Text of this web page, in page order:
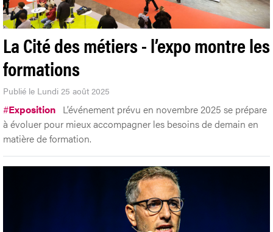
La Cité des métiers - l’expo montre les
formations
Publié le Lundi 25 août 2025
#Exposition L’événement prévu en novembre 2025 se prépare
à évoluer pour mieux accompagner les besoins de demain en
matière de formation.